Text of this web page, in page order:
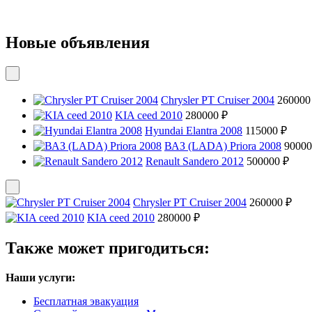
Новые объявления
Chrysler PT Cruiser 2004
KIA ceed 2010 280000 ₽
Hyundai Elantra 2008 115000 ₽
ВАЗ (LADA) Priora 2008
Renault Sandero 2012 500000 ₽
Chrysler PT Cruiser 2004 260000 ₽
KIA ceed 2010 280000 ₽
Также может пригодиться:
Наши услуги:
Бесплатная эвакуация